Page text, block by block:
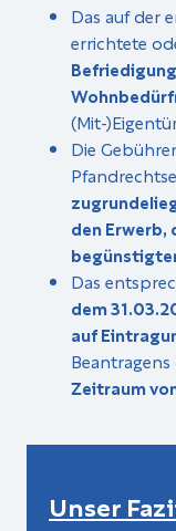
Das auf der
errichtete
(Mit-
Die
den Erwerb,
Das
dem
auf
Zeitraum
Unser